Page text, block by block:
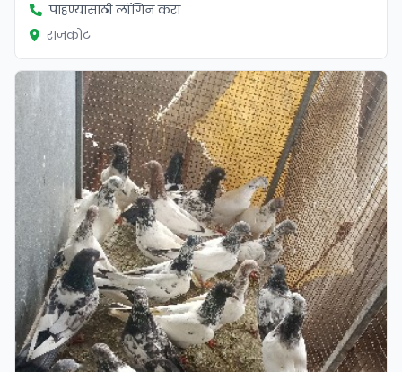
पाहण्यासाठी लॉगिन करा
राजकोट